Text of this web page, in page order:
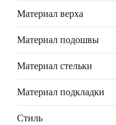
Материал верха
Материал подошвы
Материал стельки
Материал подкладки
Стиль